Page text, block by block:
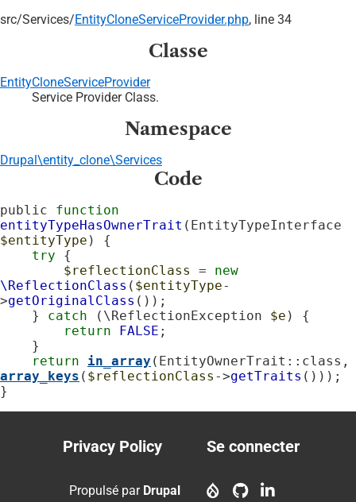
src/Services/EntityCloneServiceProvider.php, line 34
Classe
EntityCloneServiceProvider
Service Provider Class.
Namespace
Drupal\entity_clone\Services
Code
public function
entityTypeHasOwnerTrait
$entityType ) {
try {
$reflectionClass
= new
\ReflectionClass ( $entityType-
>getOriginalClass ());
    }
catch (\ReflectionException $e ) {
return
FALSE ;
return
in_array
array_keys ( $reflectionClass ->getTraits ()));
}
Footer
menu
Privacy Policy
account
Se connecter
Propulsé par Drupal